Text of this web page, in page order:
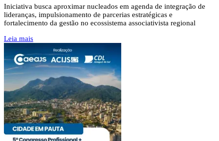
Iniciativa busca aproximar nucleados em agenda de integração de
lideranças, impulsionamento de parcerias estratégicas e
fortalecimento da gestão no ecossistema associativista regional
Leia mais